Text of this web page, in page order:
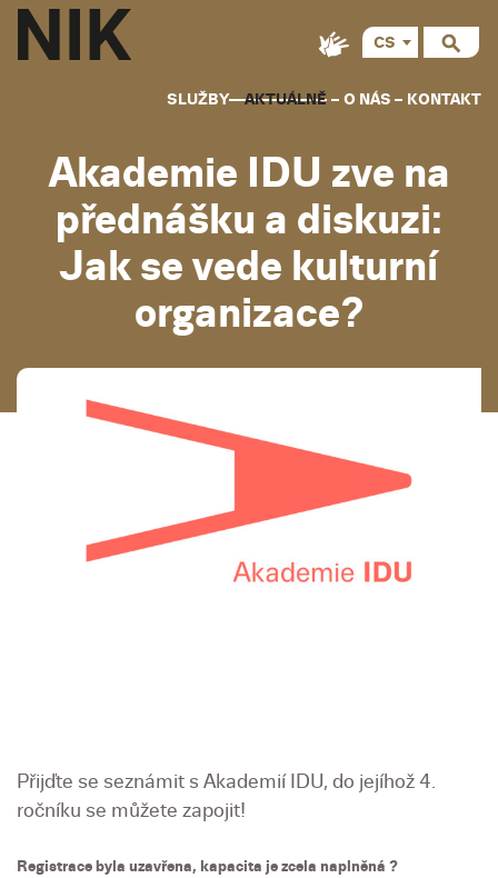
SLUŽBY AKTUÁLNĚ O NÁS KONTAKT
CS
Akademie IDU zve na
přednášku a diskuzi:
Jak se vede kulturní
organizace?
Přijďte se seznámit s Akademií IDU, do jejíhož 4.
ročníku se můžete zapojit!
Registrace byla uzavřena, kapacita je zcela naplněná ?